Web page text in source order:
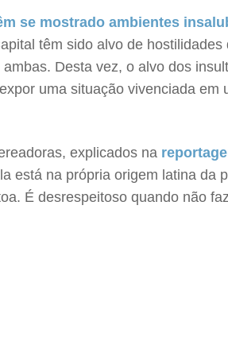
se mostrado ambientes
têm sido alvo de
Desta vez, o alvo dos
uma situação vivenciada
explicados na
está na própria origem latina
É desrespeitoso quando não